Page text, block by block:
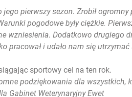
pierwszy sezon. Zrobił ogromny
pogodowe były ciężkie.
wzniesienia. Dodatkowo drugiego
pracował i udało nam się utrzymać
sportowy cel na ten rok.
podziękowania dla wszystkich,
Gabinet Weterynaryjny Ewet